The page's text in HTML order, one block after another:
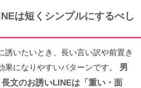
は短くシンプルにするべし
誘いたいとき、長い言い訳や前置き
果になりやすいパターンです。
男
文のお誘いLINEは「重い・面